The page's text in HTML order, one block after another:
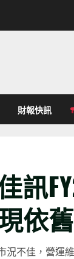
財報快訊
訊
依
不佳，營運